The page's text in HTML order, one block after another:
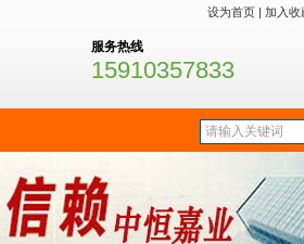
设为首页| 加入收
服务热线
15910357833